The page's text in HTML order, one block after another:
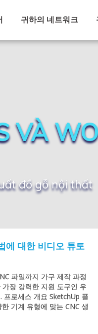
귀하의 네트워크
VÀ
đồ gỗ nội thất
에 대한 비디오 튜토
파일까지 가구 제작 과정
장 강력한 지원 도구인 우
프로세스 개요 SketchUp 플
기계 유형에 맞는 CNC 생